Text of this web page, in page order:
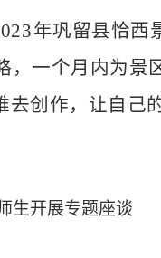
年巩留县恰西
，一个月内为景
创作，让自己
生开展专题座谈